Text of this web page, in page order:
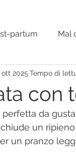
partum Mal
Organi Interni
con
ott 2025 Tempo di
perfetta da
un
un pranzo